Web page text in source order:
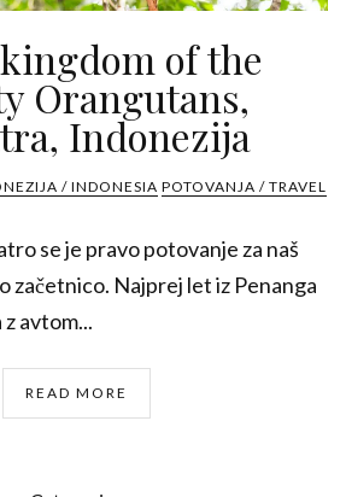
of the
Orangutans,
Indonezija
/ INDONESIA POTOVANJA / TRAVEL
se je pravo potovanje za naš
začetnico. Najprej let iz Penanga
avtom...
READ MORE